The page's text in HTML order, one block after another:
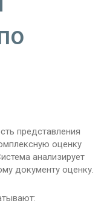
представления
оценку
анализирует
документу оценку.